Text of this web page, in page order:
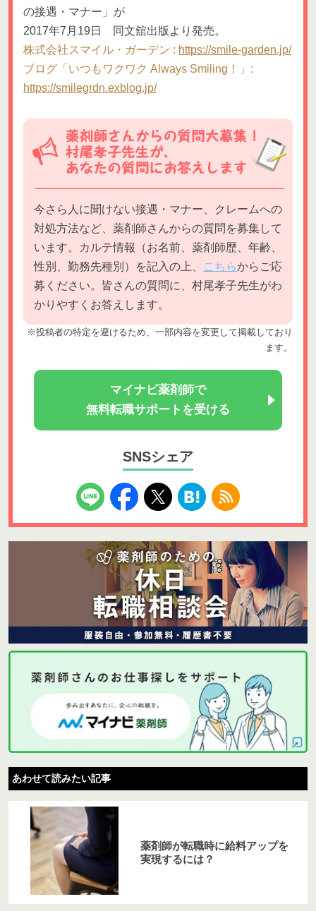
の接遇・マナー」が
2017年7月19日 同文舘出版より発売。
株式会社スマイル・ガーデン : https://smile-garden.jp/
ブログ「いつもワクワク Always Smiling！」:
https://smilegrdn.exblog.jp/
今さら人に聞けない接遇・マナー、クレームへの
対処方法など、薬剤師さんからの質問を募集して
います。カルテ情報（お名前、薬剤師歴、年齢、
性別、勤務先種別）を記入の上、
こちらからご応
募ください。皆さんの質問に、村尾孝子先生がわ
かりやすくお答えします。
※投稿者の特定を避けるため、一部内容を変更して掲載しており
ます。
マイナビ薬剤師で
無料転職サポートを受ける
SNSシェア
あわせて読みたい記事
薬剤師が転職時に給料アップを
実現するには？